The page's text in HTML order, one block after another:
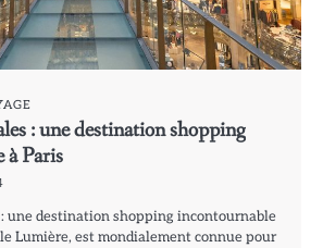
: une destination shopping
Paris
une destination shopping incontournable
Lumière, est mondialement connue pour